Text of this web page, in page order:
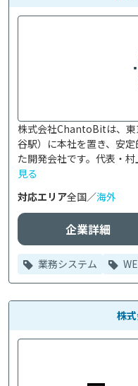
株式会社ChantoBitは、東
谷駅）に本社を置き、安
た開発会社です。代表・
見る
対応エリア全国／海外
企業詳細
業務システム
株